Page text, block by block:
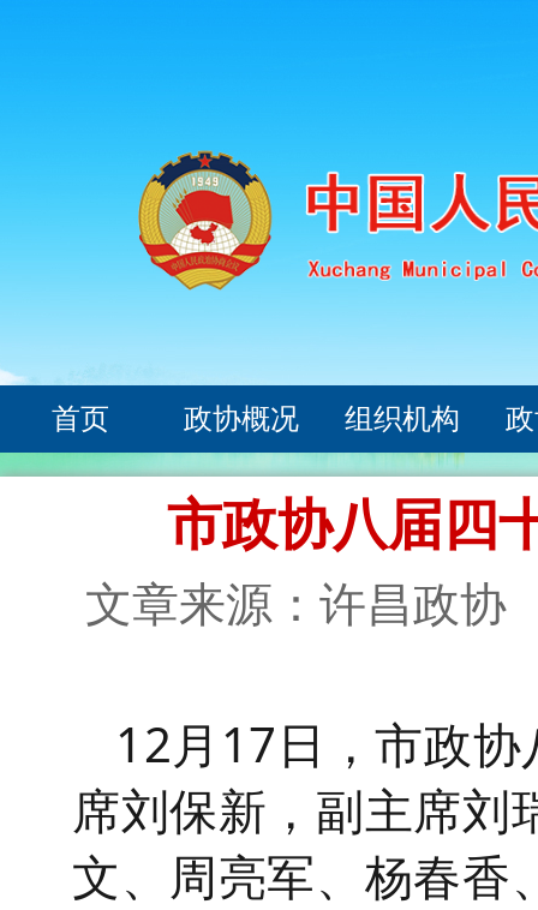
首页 政协概况 组织机构
市政协八届四
文章来源：许昌政
12月17日，市政
席刘保新，副主席刘
文、周亮军、杨春香